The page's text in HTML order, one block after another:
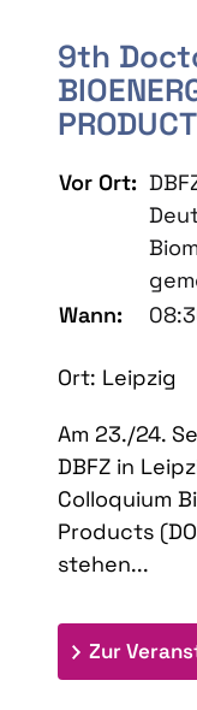
9th
Vor Ort:
Wann:
Ort: Leipzig
Am 23./24.
DBFZ in
Colloquium
Products
stehen...
Zur